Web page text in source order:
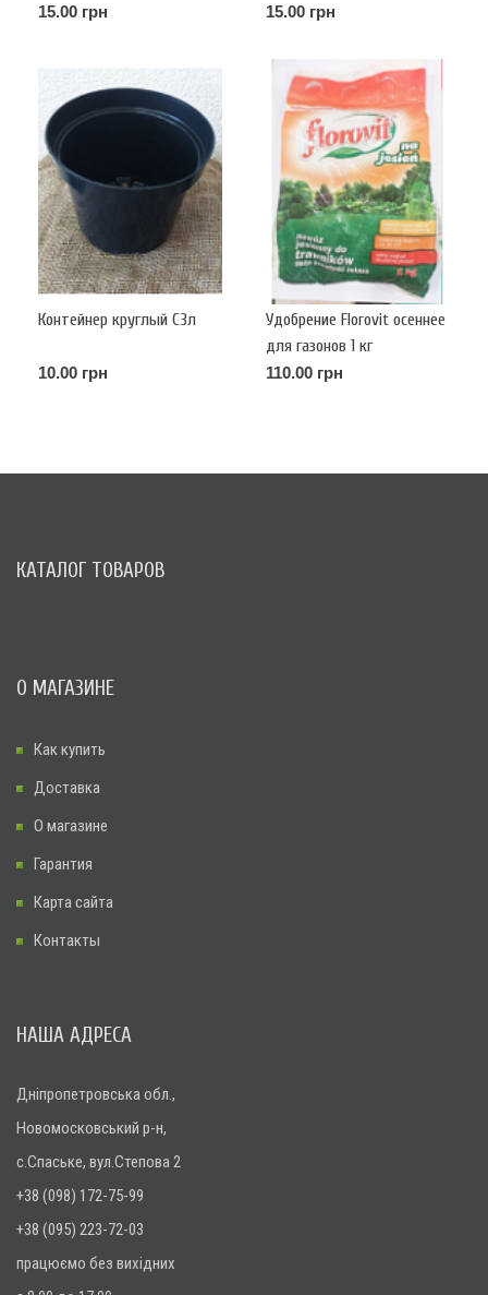
15.00 грн 15.00 грн
Контейнер круглый С3л
10.00 грн
Удобрение Florovit осеннее
для газонов 1 кг
110.00 грн
КАТАЛОГ ТОВАРОВ
О МАГАЗИНЕ
Как купить
Доставка
О магазине
Гарантия
Карта сайта
Контакты
НАША АДРЕСА
Дніпропетровська обл.,
Новомосковський р-н,
с.Спаське, вул.Степова 2
+38 (098) 172-75-99
+38 (095) 223-72-03
працюємо без вихідних